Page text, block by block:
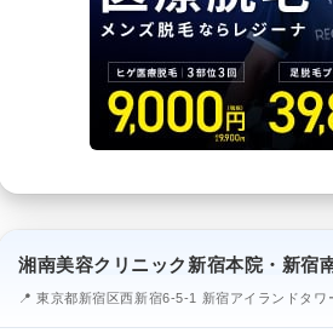
湘南美容クリニック新宿本院・新宿
📍 東京都新宿区西新宿6-5-1 新宿アイランドタ